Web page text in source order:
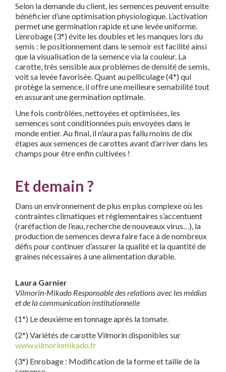
Selon la demande du client, les semences peuvent ensuite
bénéficier d’une optimisation physiologique. L’activation
permet une germination rapide et une levée uniforme.
L’enrobage (3*) évite les doubles et les manques lors du
semis : le positionnement dans le semoir est facilité ainsi
que la visualisation de la semence via la couleur. La
carotte, très sensible aux problèmes de densité desemis,
voit sa levée favorisée. Quant au pelliculage (4*) qui
protège la semence, il offre une meilleure semabilité tout
en assurantune germination optimale.
Une fois contrôlées, nettoyées et optimisées, les
semences sont conditionnées puis envoyées dans le
monde entier. Au final, il n’aura pas fallu moins de dix
étapes aux semences de carottes avant d’arriver dans les
champs pour être enfincultivées !
Et demain ?
Dans un environnement de plus en plus complexe où les
contraintes climatiques et réglementaires s’accentuent
(raréfaction de l’eau, recherche de nouveaux virus…), la
productionde semences devra faire face à de nombreux
défis pour continuerd’assurer la qualité et la quantité de
graines nécessaires à une alimentation durable.
Laura Garnier
Vilmorin-Mikado Responsable des relations avec les médias
et de la communication institutionnelle
(1*) Le deuxième en tonnage après la tomate.
(2*) Variétés de carotte Vilmorin disponibles sur
www.vilmorinmikado.fr
(3*) Enrobage : Modification de la forme et taille de la